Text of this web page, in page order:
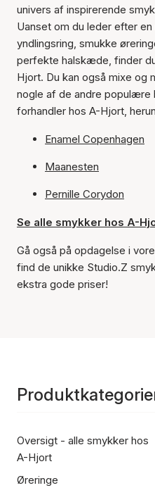
univers af inspirerende
Uanset om du leder efter en
yndlingsring, smukke
perfekte halskæde, finder
Hjort. Du kan også mixe og
nogle af de andre populære
forhandler hos A-Hjort,
Enamel Copenhagen
Maanesten
Pernille Corydon
Se alle smykker hos A-
Gå også på opdagelse i
find de unikke Studio.Z
ekstra gode priser!
Oversigt - alle smykker hos
A-Hjort
Øreringe